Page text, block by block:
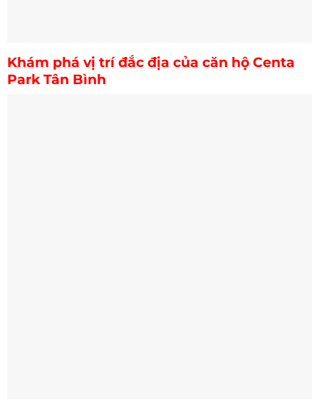
Khám phá vị trí đắc địa của căn hộ Centa
Park Tân Bình